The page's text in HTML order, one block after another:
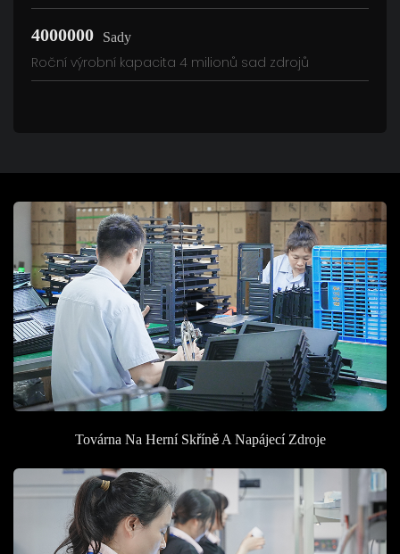
4000000 Sady
Roční výrobní kapacita 4 milionů sad zdrojů
Továrna Na Herní Skříně A Napájecí Zdroje